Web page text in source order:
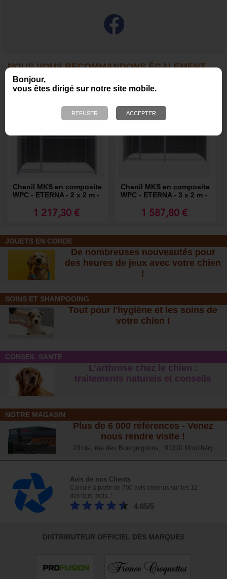
Bonjour,
vous êtes dirigé sur notre site mobile.
NOUS VOUS RECOMMANDONS ÉGALEMENT
Chenil MKS en composite
WPC - ETERNA - 2 x 2 m -
1 217,30 €
Chenil MKS en composite
WPC - ETERNA - 3 x 2 m -
1 587,80 €
JOUETS EN CORDE
De nombreuses nouveautés pour
des heures de jeux avec votre chien
!
SOINS ET SHAMPOOING
Tout pour l'hygiène et les soins de
votre chien !
CONSEIL SANTÉ
L’arthrose chez le chien :
traitements naturels et conseils
NOTRE MAGASIN
Plus de 6 000 références - Venez
nous rendre visite !
23 bis, rue des Bourguignons, 91310 Montlhéry
Avis de nos Clients
Calculé à partir de 700 avis obtenus sur les 12
derniers mois. *
4.65/5
DISTRIBUTEUR OFFICIEL DES MARQUES